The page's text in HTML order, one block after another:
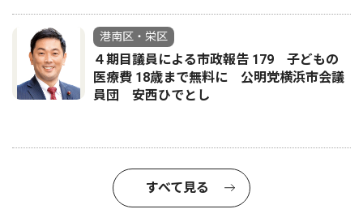
港南区・栄区
４期目議員による市政報告 179 子どもの
医療費 18歳まで無料に 公明党横浜市会議
員団 安西ひでとし
すべて見る